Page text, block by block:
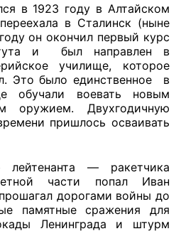
при территориальных
органов
по проведению
качества условий
ОП КО
в 1923 году в Алтайском
в Сталинск (ныне
он окончил первый курс
и был направлен в
училище, которое
Это было единственное в
обучали воевать новым
оружием. Двухгодичную
пришлось осваивать
— ракетчика
части попал Иван
дорогами войны до
памятные сражения для
Ленинграда и штурм